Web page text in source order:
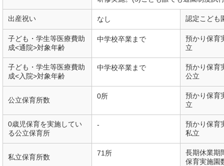
出産祝い なし 認定こども
子ども・学生等医療費助
成<通院>対象年齢
中学校卒業まで
預かり保育
立
子ども・学生等医療費助
成<入院>対象年齢
中学校卒業まで
預かり保育
公立
公立保育所数 0所
預かり保育
立
0歳児保育を実施してい
る公立保育所
-
預かり保育
私立
私立保育所数 71所
長期休業期
保育実施園